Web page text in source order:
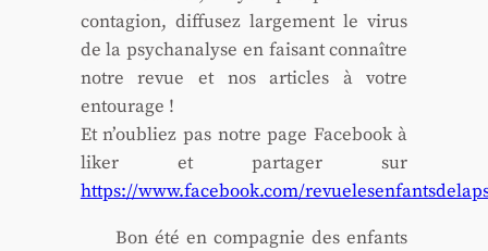
conta­gion, dif­fu­sez lar­ge­ment le virus
de la psy­cha­na­lyse en fai­sant connaître
notre revue et nos articles à votre
entou­rage !
Et n’ou­bliez pas notre page Face­book à
liker et par­ta­ger sur
https://www.facebook.com/
Bon été en com­pa­gnie des enfants